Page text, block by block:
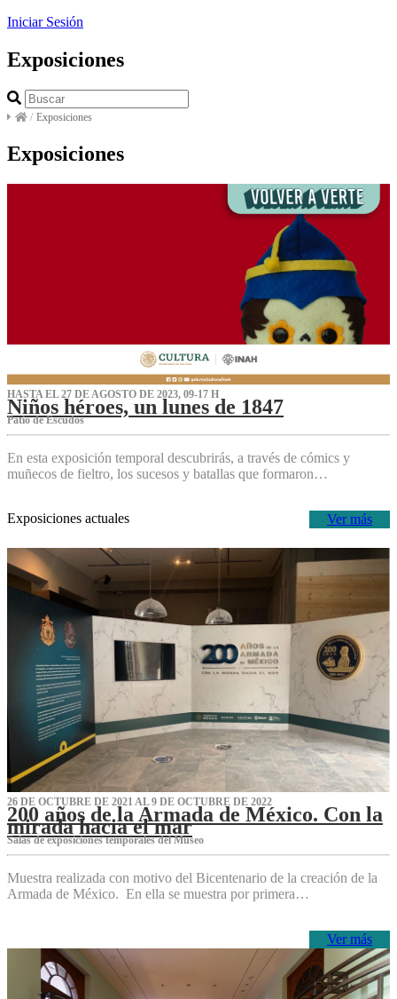
Iniciar Sesión
Exposiciones
/ Exposiciones
Exposiciones
HASTA EL 27 DE AGOSTO DE 2023, 09-17 H
Niños héroes, un lunes de 1847
Patio de Escudos
En esta exposición temporal descubrirás, a través de cómics y
muñecos de fieltro, los sucesos y batallas que formaron…
Ver más
Exposiciones actuales
26 DE OCTUBRE DE 2021 AL 9 DE OCTUBRE DE 2022
200 años de la Armada de México. Con la
mirada hacia el mar
Salas de exposiciones temporales del Museo‌
Muestra realizada con motivo del Bicentenario de la creación de la
Armada de México. En ella se muestra por primera…
Ver más